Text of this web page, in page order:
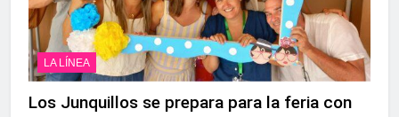
LA LÍNEA
Los Junquillos se prepara para la feria con